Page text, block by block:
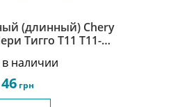
(длинный) Chery
Тигго Т11 T11-
в наличии
46грн